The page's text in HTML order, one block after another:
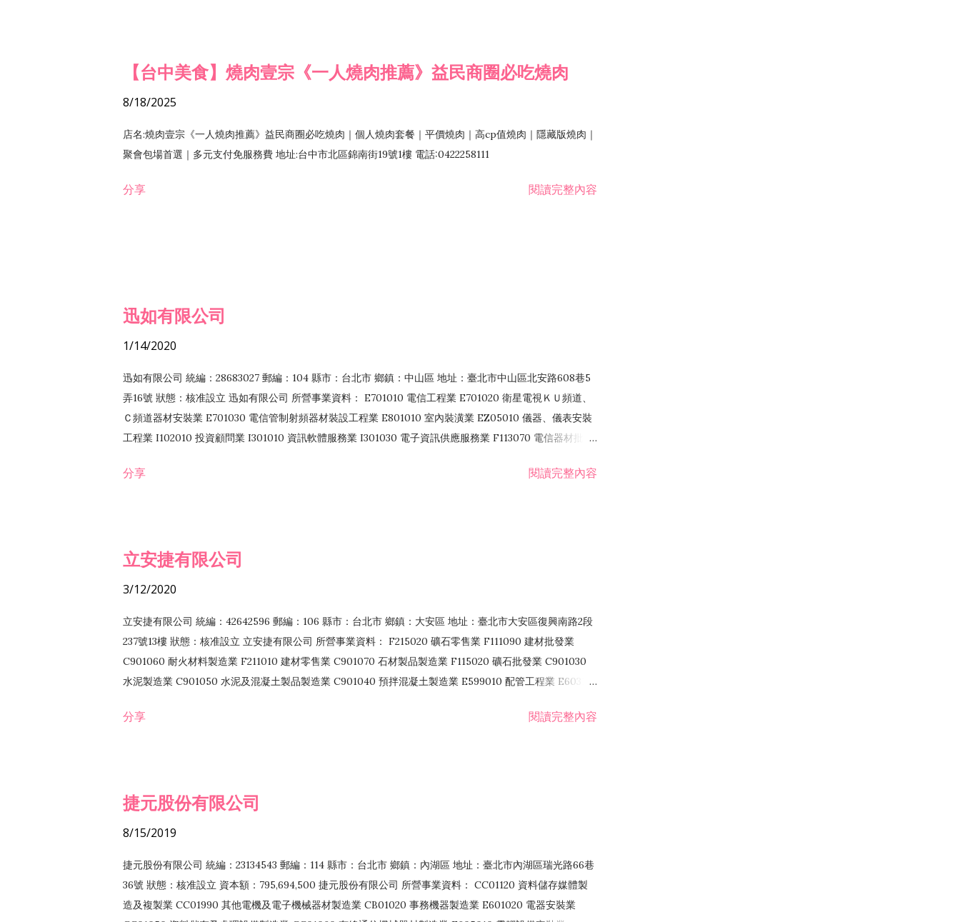
【台中美食】燒肉壹宗《一人燒肉推薦》益民商圈必吃燒肉
8/18/2025
店名:燒肉壹宗《一人燒肉推薦》益民商圈必吃燒肉｜個人燒肉套餐｜平價燒肉｜高cp值燒肉｜隱藏版燒肉｜
聚會包場首選｜多元支付免服務費 地址:台中市北區錦南街19號1樓 電話:0422258111
分享 閱讀完整內容
迅如有限公司
1/14/2020
迅如有限公司 統編：28683027 郵編：104 縣市：台北市 鄉鎮：中山區 地址：臺北市中山區北安路608巷5
弄16號 狀態：核准設立 迅如有限公司 所營事業資料： E701010 電信工程業 E701020 衛星電視ＫＵ頻道、
Ｃ頻道器材安裝業 E701030 電信管制射頻器材裝設工程業 E801010 室內裝潢業 EZ05010 儀器、儀表安裝
工程業 I102010 投資顧問業 I301010 資訊軟體服務業 I301030 電子資訊供應服務業 F113070 電信器材批發
務 F102030 菸酒批發業 F203020 菸酒零售業 F401171 酒類輸入業
分享 閱讀完整內容
立安捷有限公司
3/12/2020
立安捷有限公司 統編：42642596 郵編：106 縣市：台北市 鄉鎮：大安區 地址：臺北市大安區復興南路2段
237號13樓 狀態：核准設立 立安捷有限公司 所營事業資料： F215020 礦石零售業 F111090 建材批發業
C901060 耐火材料製造業 F211010 建材零售業 C901070 石材製品製造業 F115020 礦石批發業 C901030
水泥製造業 C901050 水泥及混凝土製品製造業 C901040 預拌混凝土製造業 E599010 配管工程業 E603110
EZ99990 其他工程業 F102170 食品什貨批發業 F106020 日常用品批發業 F108031 醫療器材批發業
分享 閱讀完整內容
捷元股份有限公司
8/15/2019
捷元股份有限公司 統編：23134543 郵編：114 縣市：台北市 鄉鎮：內湖區 地址：臺北市內湖區瑞光路66巷
36號 狀態：核准設立 資本額：795,694,500 捷元股份有限公司 所營事業資料： CC01120 資料儲存媒體製
造及複製業 CC01990 其他電機及電子機械器材製造業 CB01020 事務機器製造業 E601020 電器安裝業